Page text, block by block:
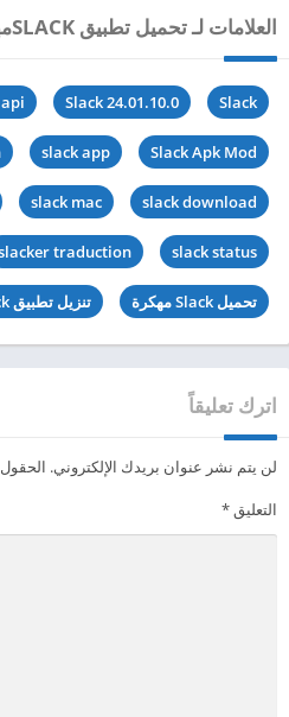
العلامات لـ تحميل تطبيق SLACKمهكر للاندرويد 2024
Slack
Slack 24.01.10.0
Slack Apk Mod
slack app
slack download
slack mac
slack status
traduction
تحميل Slack مهكرة تنزيل تطبيق Slack آخر اصدار
اترك تعليقاً
لن يتم نشر عنوان بريدك الإلكتروني. الحقول
التعليق*